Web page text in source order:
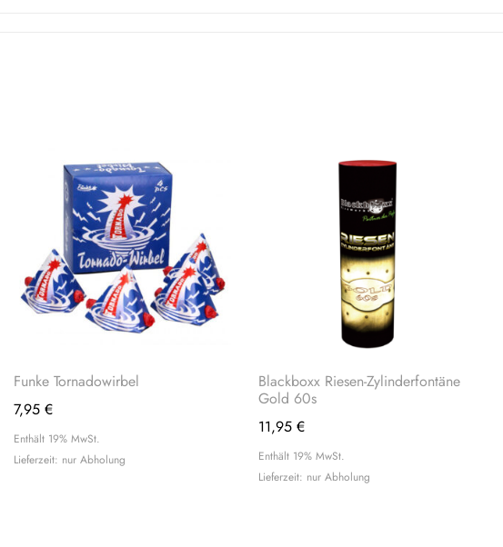
Funke Tornadowirbel
7,95 €
Enthält 19% MwSt.
Lieferzeit: nur Abholung
Blackboxx Riesen-Zylinderfontäne
Gold 60s
11,95 €
Enthält 19% MwSt.
Lieferzeit: nur Abholung